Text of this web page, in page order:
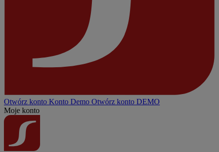
Otwórz konto Konto Demo Otwórz konto DEMO
Moje konto